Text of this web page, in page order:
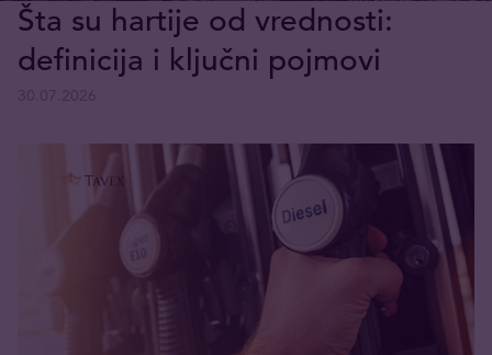
Šta su hartije od vrednosti:
definicija i ključni pojmovi